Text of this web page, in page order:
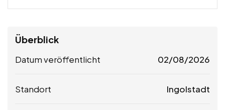
Überblick
Datum veröffentlicht 02/08/2026
Standort Ingolstadt